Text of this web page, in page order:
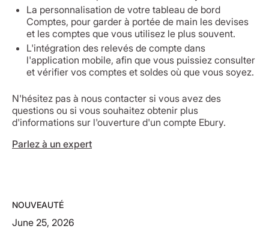
La personnalisation de votre tableau de bord
Comptes, pour garder à portée de main les devises
et les comptes que vous utilisez le plus souvent.
L'intégration des relevés de compte dans
l'application mobile, afin que vous puissiez consulter
et vérifier vos comptes et soldes où que vous soyez.
N'hésitez pas à nous contacter si vous avez des
questions ou si vous souhaitez obtenir plus
d'informations sur l'ouverture d'un compte Ebury.
Parlez à un expert
NOUVEAUTÉ
June 25, 2026